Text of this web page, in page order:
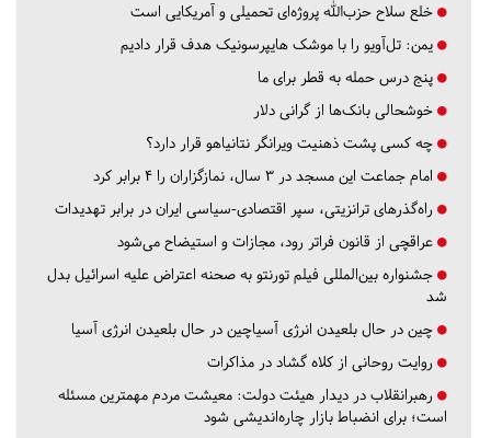
خلع سلاح حزب‌الله پروژه‌ای تحمیلی و آمریکایی است
یمن: تل‌آویو را با موشک هایپرسونیک هدف قرار دادیم
پنج درس‌ حمله به قطر برای ما
خوشحالی بانک‌ها از گرانی دلار
چه کسی پشت ذهنیت ویرانگر نتانیاهو قرار دارد؟
امام جماعت این مسجد در ۳ سال، نمازگزاران را ۴ برابر کرد
راه‌گذرهای ترانزیتی، سپر اقتصادی-سیاسی ایران در برابر تهدیدات
عراقچی از قانون فراتر رود، مجازات و استیضاح می‌شود
جشنواره بین‌المللی فیلم تورنتو به صحنه اعتراض علیه اسرائیل بدل
شد
چین در حال بلعیدن انرژی آسیاچین در حال بلعیدن انرژی آسیا
روایت روحانی از کلاه گشاد در مذاکرات
رهبرانقلاب در دیدار هیئت دولت: معیشت مردم مهمترین مسئله
است؛ برای انضباط بازار چاره‌اندیشی شود